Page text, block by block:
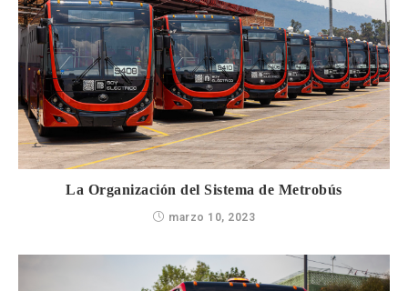
La Organización del Sistema de Metrobús
marzo 10, 2023